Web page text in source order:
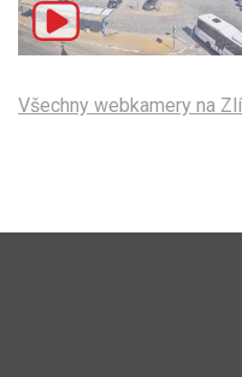
Všechny webkamery na